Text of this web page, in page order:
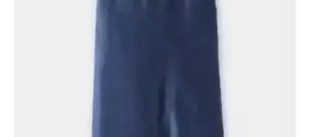
Jerf Gela ve Jerf Pine Yüksek Bel Toparlayıcı Spor
Taytları Karşılaştırması
özellikleriyle öne çıkıyor. Kullanıcı yorumlarıyla desteklenen
detaylar, ürünlerin performansını ve memnuniyet seviyesini ortaya
Under Armour Erkek Spor Giyim Ürünleri
Karşılaştırması: Tayt ve Şort Özellikleri